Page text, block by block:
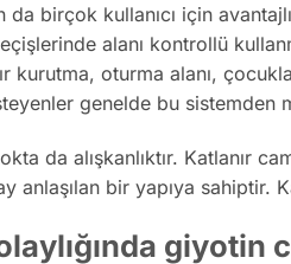
da birçok kullanıcı için
alanı kontrollü
kurutma, oturma alanı,
genelde bu sistemden
da alışkanlıktır. Katlanır
anlaşılan bir yapıya sahiptir.
giyotin